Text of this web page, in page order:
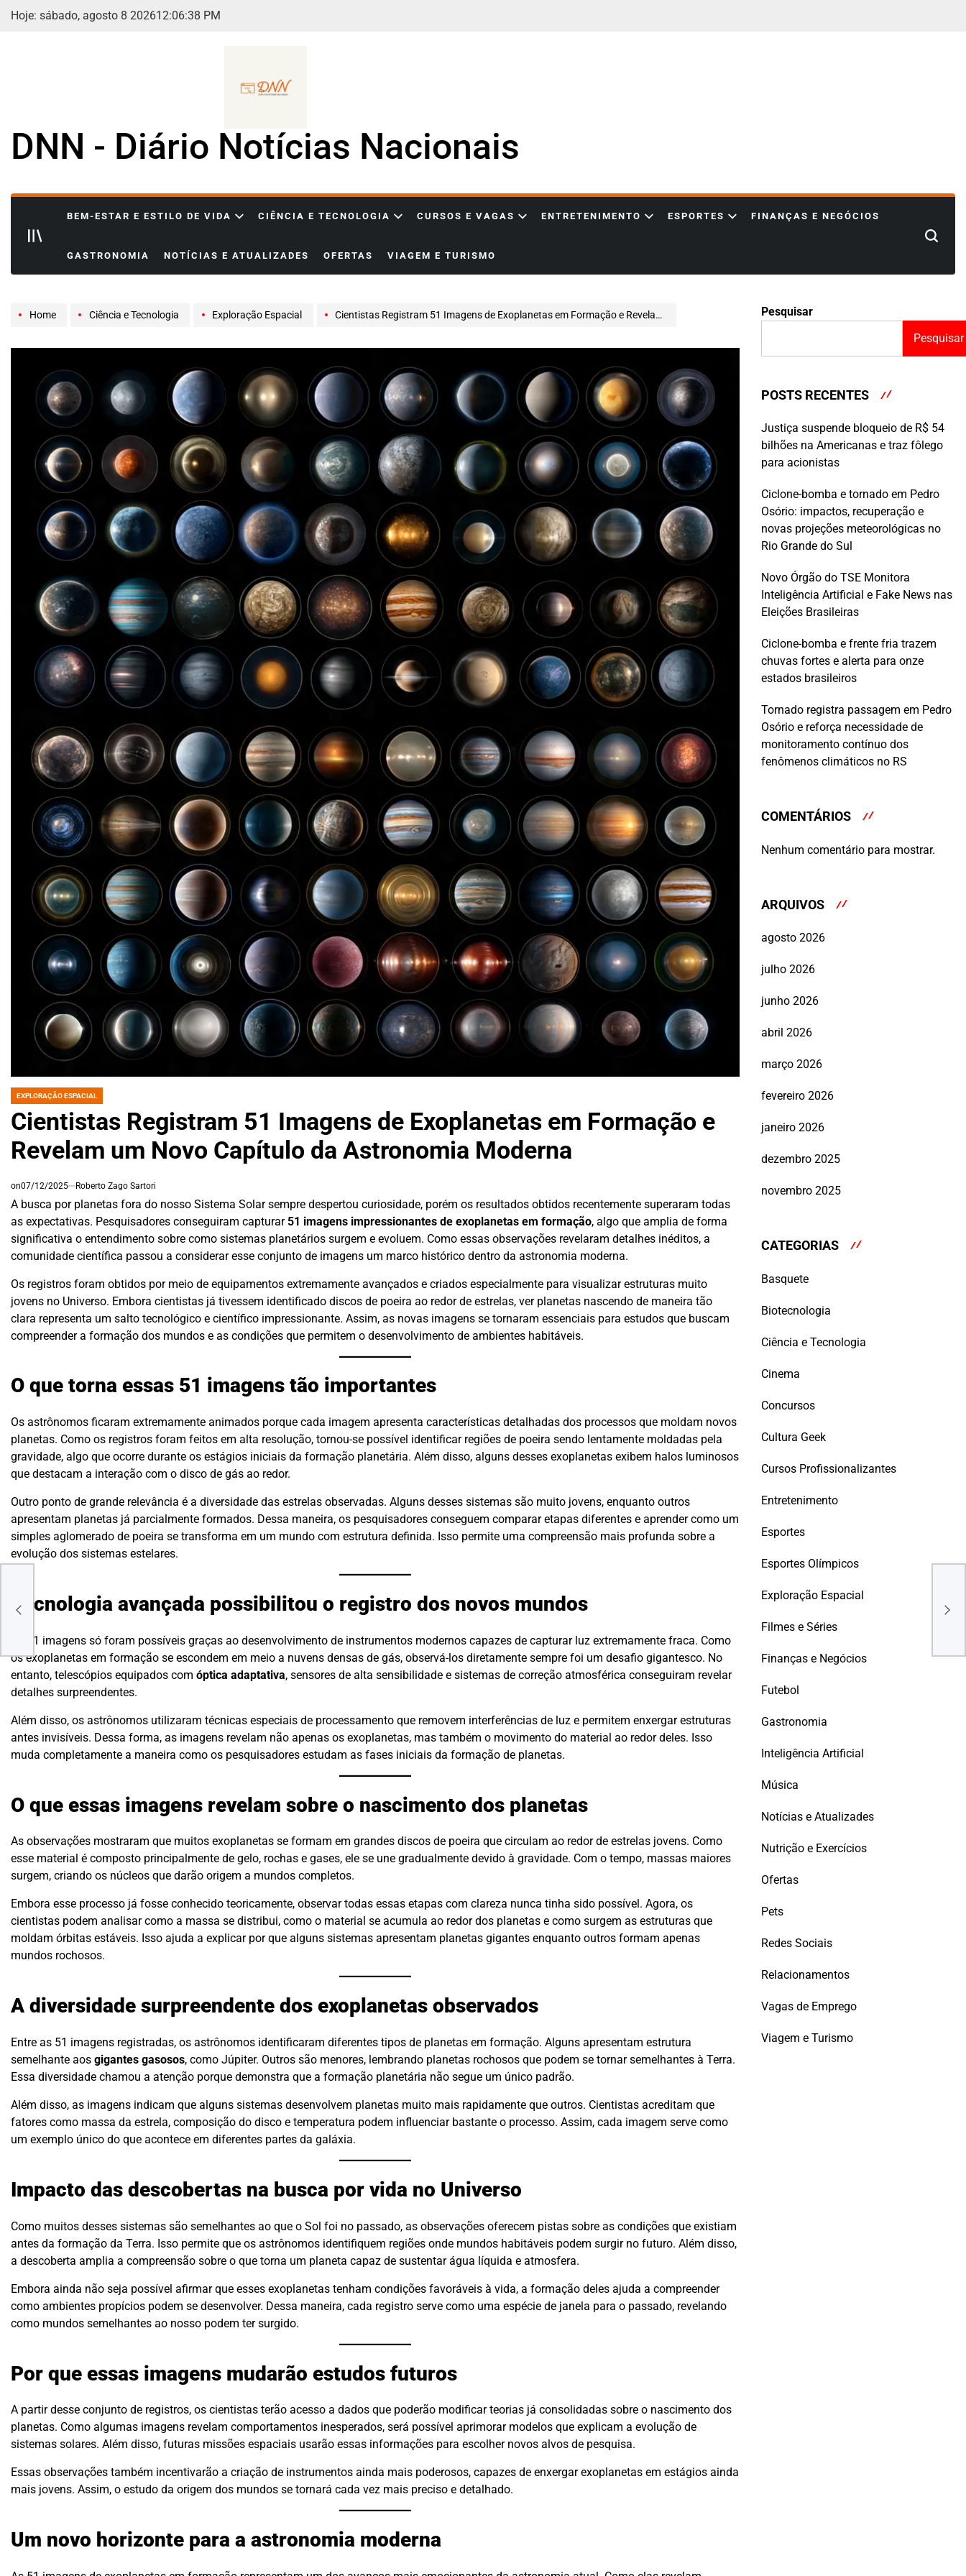
Skip
Hoje: sábado, agosto 8 202612:06:40 PM
DNN - Diário Notícias Nacionais
BEM-ESTAR E ESTILO DE VIDA CIÊNCIA E TECNOLOGIA CURSOS E VAGAS ENTRETENIMENTO ESPORTES FINANÇAS E NEGÓCIOS
GASTRONOMIA NOTÍCIAS E ATUALIZADES OFERTAS VIAGEM E TURISMO
Search
Home Ciência e Tecnologia Exploração Espacial Cientistas Registram 51 Imagens de Exoplanetas em Formação e Revelam um Novo Capítulo da Astronomia Moderna
POSTED
EXPLORAÇÃO ESPACIAL
Cientistas Registram 51 Imagens de Exoplanetas em Formação e
Revelam um Novo Capítulo da Astronomia Moderna
on07/12/2025 Roberto Zago Sartori
A busca por planetas fora do nosso Sistema Solar sempre despertou curiosidade, porém os resultados obtidos recentemente superaram todas
as expectativas. Pesquisadores conseguiram capturar51 imagens impressionantes de exoplanetas em formação, algo que amplia de forma
significativa o entendimento sobre como sistemas planetários surgem e evoluem. Como essas observações revelaram detalhes inéditos, a
comunidade científica passou a considerar esse conjunto de imagens um marco histórico dentro da astronomia moderna.
Os registros foram obtidos por meio de equipamentos extremamente avançados e criados especialmente para visualizar estruturas muito
jovens no Universo. Embora cientistas já tivessem identificado discos de poeira ao redor de estrelas, ver planetas nascendo de maneira tão
clara representa um salto tecnológico e científico impressionante. Assim, as novas imagens se tornaram essenciais para estudos que buscam
compreender a formação dos mundos e as condições que permitem o desenvolvimento de ambientes habitáveis.
O que torna essas 51 imagens tão importantes
Os astrônomos ficaram extremamente animados porque cada imagem apresenta características detalhadas dos processos que moldam novos
planetas. Como os registros foram feitos em alta resolução, tornou-se possível identificar regiões de poeira sendo lentamente moldadas pela
gravidade, algo que ocorre durante os estágios iniciais da formação planetária. Além disso, alguns desses exoplanetas exibem halos luminosos
que destacam a interação com o disco de gás ao redor.
Outro ponto de grande relevância é a diversidade das estrelas observadas. Alguns desses sistemas são muito jovens, enquanto outros
apresentam planetas já parcialmente formados. Dessa maneira, os pesquisadores conseguem comparar etapas diferentes e aprender como um
simples aglomerado de poeira se transforma em um mundo com estrutura definida. Isso permite uma compreensão mais profunda sobre a
evolução dos sistemas estelares.
Tecnologia avançada possibilitou o registro dos novos mundos
As 51 imagens só foram possíveis graças ao desenvolvimento de instrumentos modernos capazes de capturar luz extremamente fraca. Como
os exoplanetas em formação se escondem em meio a nuvens densas de gás, observá-los diretamente sempre foi um desafio gigantesco. No
entanto, telescópios equipados com óptica adaptativa, sensores de alta sensibilidade e sistemas de correção atmosférica conseguiram revelar
detalhes surpreendentes.
Além disso, os astrônomos utilizaram técnicas especiais de processamento que removem interferências de luz e permitem enxergar estruturas
antes invisíveis. Dessa forma, as imagens revelam não apenas os exoplanetas, mas também o movimento do material ao redor deles. Isso
muda completamente a maneira como os pesquisadores estudam as fases iniciais da formação de planetas.
O que essas imagens revelam sobre o nascimento dos planetas
As observações mostraram que muitos exoplanetas se formam em grandes discos de poeira que circulam ao redor de estrelas jovens. Como
esse material é composto principalmente de gelo, rochas e gases, ele se une gradualmente devido à gravidade. Com o tempo, massas maiores
surgem, criando os núcleos que darão origem a mundos completos.
Embora esse processo já fosse conhecido teoricamente, observar todas essas etapas com clareza nunca tinha sido possível. Agora, os
cientistas podem analisar como a massa se distribui, como o material se acumula ao redor dos planetas e como surgem as estruturas que
moldam órbitas estáveis. Isso ajuda a explicar por que alguns sistemas apresentam planetas gigantes enquanto outros formam apenas
mundos rochosos.
A diversidade surpreendente dos exoplanetas observados
Entre as 51 imagens registradas, os astrônomos identificaram diferentes tipos de planetas em formação. Alguns apresentam estrutura
semelhante aos gigantes gasosos, como Júpiter. Outros são menores, lembrando planetas rochosos que podem se tornar semelhantes à Terra.
Essa diversidade chamou a atenção porque demonstra que a formação planetária não segue um único padrão.
Além disso, as imagens indicam que alguns sistemas desenvolvem planetas muito mais rapidamente que outros. Cientistas acreditam que
fatores como massa da estrela, composição do disco e temperatura podem influenciar bastante o processo. Assim, cada imagem serve como
um exemplo único do que acontece em diferentes partes da galáxia.
Impacto das descobertas na busca por vida no Universo
Como muitos desses sistemas são semelhantes ao que o Sol foi no passado, as observações oferecem pistas sobre as condições que existiam
antes da formação da Terra. Isso permite que os astrônomos identifiquem regiões onde mundos habitáveis podem surgir no futuro. Além disso,
a descoberta amplia a compreensão sobre o que torna um planeta capaz de sustentar água líquida e atmosfera.
Embora ainda não seja possível afirmar que esses exoplanetas tenham condições favoráveis à vida, a formação deles ajuda a compreender
como ambientes propícios podem se desenvolver. Dessa maneira, cada registro serve como uma espécie de janela para o passado, revelando
como mundos semelhantes ao nosso podem ter surgido.
Por que essas imagens mudarão estudos futuros
A partir desse conjunto de registros, os cientistas terão acesso a dados que poderão modificar teorias já consolidadas sobre o nascimento dos
planetas. Como algumas imagens revelam comportamentos inesperados, será possível aprimorar modelos que explicam a evolução de
sistemas solares. Além disso, futuras missões espaciais usarão essas informações para escolher novos alvos de pesquisa.
Essas observações também incentivarão a criação de instrumentos ainda mais poderosos, capazes de enxergar exoplanetas em estágios ainda
mais jovens. Assim, o estudo da origem dos mundos se tornará cada vez mais preciso e detalhado.
Um novo horizonte para a astronomia moderna
Pesquisar
Pesquisar
POSTS RECENTES
Justiça suspende bloqueio de R$ 54
bilhões na Americanas e traz fôlego
para acionistas
Ciclone-bomba e tornado em Pedro
Osório: impactos, recuperação e
novas projeções meteorológicas no
Rio Grande do Sul
Novo Órgão do TSE Monitora
Inteligência Artificial e Fake News nas
Eleições Brasileiras
Ciclone-bomba e frente fria trazem
chuvas fortes e alerta para onze
estados brasileiros
Tornado registra passagem em Pedro
Osório e reforça necessidade de
monitoramento contínuo dos
fenômenos climáticos no RS
COMENTÁRIOS
Nenhum comentário para mostrar.
ARQUIVOS
agosto 2026
julho 2026
junho 2026
abril 2026
março 2026
fevereiro 2026
janeiro 2026
dezembro 2025
novembro 2025
CATEGORIAS
Basquete
Biotecnologia
Ciência e Tecnologia
Cinema
Concursos
Cultura Geek
Cursos Profissionalizantes
Entretenimento
Esportes
Esportes Olímpicos
Exploração Espacial
Filmes e Séries
Finanças e Negócios
Futebol
Gastronomia
Inteligência Artificial
Música
Notícias e Atualizades
Nutrição e Exercícios
Ofertas
Pets
Redes Sociais
Relacionamentos
Vagas de Emprego
Viagem e Turismo